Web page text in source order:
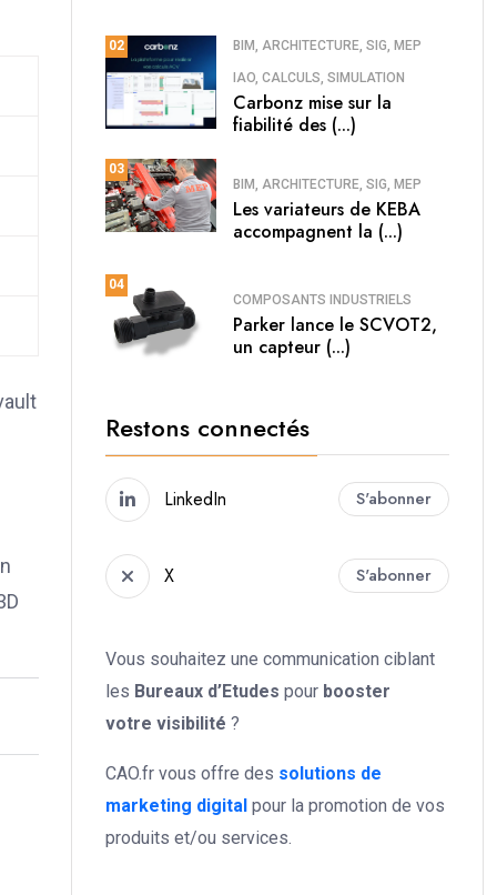
02 BIM, ARCHITECTURE, SIG, MEP
IAO, CALCULS, SIMULATION
Carbonz mise sur la
fiabilité des (...)
03
BIM, ARCHITECTURE, SIG, MEP
Les variateurs de KEBA
accompagnent la (...)
04
COMPOSANTS INDUSTRIELS
Parker lance le SCVOT2,
un capteur (...)
Restons connectés
LinkedIn S'abonner
X S'abonner
Vous souhaitez une communication ciblant
les Bureaux d’Etudes pour booster
votre visibilité ?
CAO.fr vous offre des solutions de
marketing digital pour la promotion de vos
produits et/ou services.